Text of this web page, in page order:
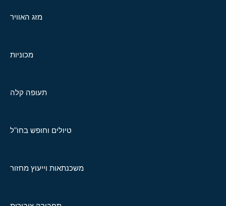
מזג האוויר
מכוניות
תעופה קלה
טיולים וחופש בחו"ל
משכנתאות וייעוץ מחזור